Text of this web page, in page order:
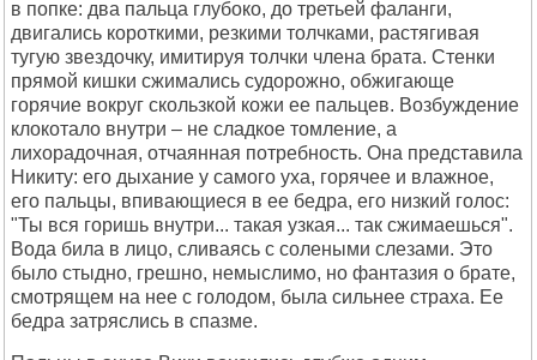
в попке: два пальца глубоко, до третьей фаланги,
двигались короткими, резкими толчками, растягивая
тугую звездочку, имитируя толчки члена брата. Стенки
прямой кишки сжимались судорожно, обжигающе
горячие вокруг скользкой кожи ее пальцев. Возбуждение
клокотало внутри – не сладкое томление, а
лихорадочная, отчаянная потребность. Она представила
Никиту: его дыхание у самого уха, горячее и влажное,
его пальцы, впивающиеся в ее бедра, его низкий голос:
"Ты вся горишь внутри... такая узкая... так сжимаешься".
Вода била в лицо, сливаясь с солеными слезами. Это
было стыдно, грешно, немыслимо, но фантазия о брате,
смотрящем на нее с голодом, была сильнее страха. Ее
бедра затряслись в спазме.